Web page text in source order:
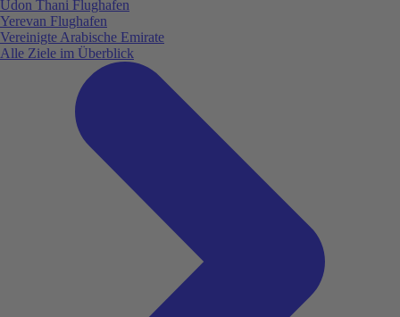
Udon Thani Flughafen
Yerevan Flughafen
Vereinigte Arabische Emirate
Alle Ziele im Überblick